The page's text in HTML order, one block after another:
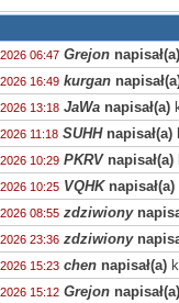
06:47 Grejon napisał(a)
16:49 kurgan
13:18 JaWa napisał(a)
11:18 SUHHnapisał(a)
10:29 PKRVnapisał(a)
10:25 VQHKnapisał(a)
08:55 zdziwiony
23:36 zdziwiony
15:23 chen napisał(a)
15:12 Grejon napisał(a)